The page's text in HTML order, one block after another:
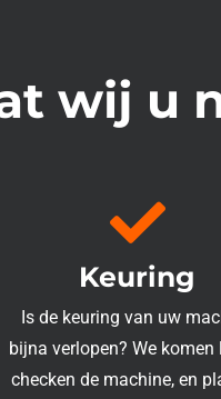
wij u
Keuring
Is de keuring van uw
bijna verlopen? We komen
checken de machine, en